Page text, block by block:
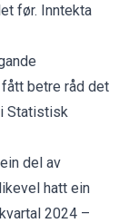
før. Inntekta
betre råd det
Statistisk
del av
hatt ein
2024 –